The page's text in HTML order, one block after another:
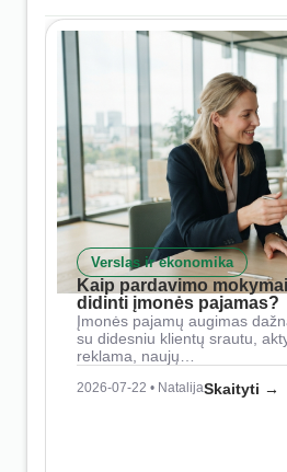
Verslas ir ekonomika
Kaip pardavimo
didinti įmonės pajamas?
Įmonės pajamų augimas
su didesniu klientų srautu,
reklama, naujų…
2026-07-22 • NatalijaSkaityti →